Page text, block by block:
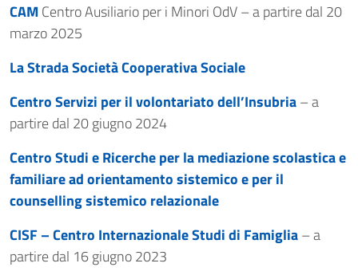
CAMCentro Ausiliario per i Minori OdV – a partire dal 20
marzo 2025
La Strada Società Cooperativa Sociale
Centro Servizi per il volontariato dell’Insubria– a
partire dal 20 giugno 2024
Centro Studi e Ricerche per la mediazione scolastica e
familiare ad orientamento sistemico e per il
counselling sistemico relazionale
CISF – Centro Internazionale Studi di Famiglia– a
partire dal 16 giugno 2023